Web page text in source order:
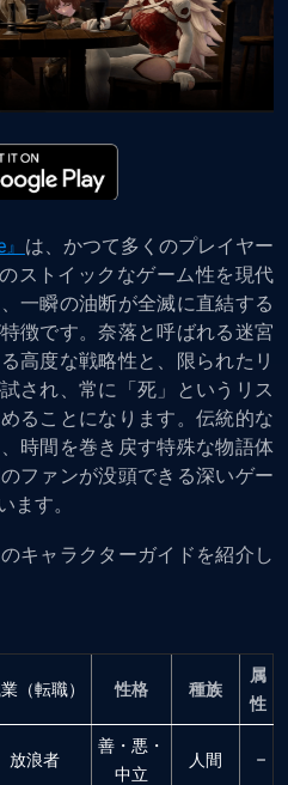
は、かつて多くのプレイヤー
ストイックなゲーム性を現代
一瞬の油断が全滅に直結する
徴です。奈落と呼ばれる迷宮
高度な戦略性と、限られたリ
され、常に「死」というリス
ることになります。伝統的な
時間を巻き戻す特殊な物語体
ファンが没頭できる深いゲー
ます。
キャラクターガイドを紹介し
（転職） 性格 種族
属
性
放浪者
善・悪・
中立
人間 –